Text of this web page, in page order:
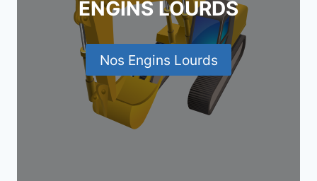
ENGINS LOURDS
Nos Engins Lourds